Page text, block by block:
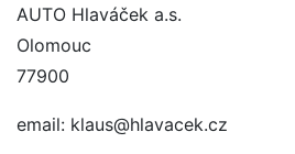
AUTO Hlaváček a.s.
Olomouc
77900
email: klaus@hlavacek.cz